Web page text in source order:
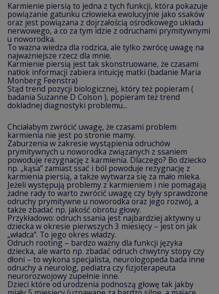
Karmienie piersią to jedna z tych funkcji, która pokazuje
powiązanie gatunku człowieka ewolucyjnie jako ssaków
oraz jest powiązana z dojrzałością ośrodkowego układu
nerwowego, a co za tym idzie z odruchami prymitywnymi
u noworodka.
To ważna wiedza dla rodzica, ale tylko zwrócę uwagę na
najważniejsze rzecz dla mnie.
Karmienie piersią jest tak skonstruowane, że czasami
natłok informacji zabiera intuicję matki (badanie Maria
Monberg Feenstra)
Stąd trend pozycji biologicznej, który też popieram (
badania Suzanne D Colson ), popieram też trend
dokładnej diagnostyki problemu...
Chciałabym zwrócić uwagę, że czasami problem
karmienia nie jest po stronie mamy.
Zaburzenia w zakresie wystąpienia odruchów
prymitywnych u noworodka związanych z ssaniem
powoduje rezygnację z karmienia. Dlaczego? Bo dziecko
np. „kąsa” zamiast ssać i ból powoduje rezygnację z
karmienia piersią, a także wytwarza się za mało mleka.
Jeżeli występują problemy z karmieniem i nie pomagają
żadne rady to warto zwrócić uwagę czy były sprawdzone
odruchy prymitywne u noworodka oraz jego rozwój, a
także zbadać np. jakość obrotu głowy.
Przykładowo: odruch ssania jest najbardziej aktywny u
dziecka w okresie pierwszych 3 miesięcy – jest on jak
„władca”. To jego okres władzy.
Odruch rooting – bardzo ważny dla funkcji języka
dziecka, ale warto np. zbadać odruch chwytny stopy czy
dłoni – to wykona specjalista, neurologopeda bada inne
odruchy a neurolog, pediatra czy fizjoterapeuta
neurorozwojowy zupełnie inne.
Dzieci które od urodzenia podnoszą głowę tak jakby